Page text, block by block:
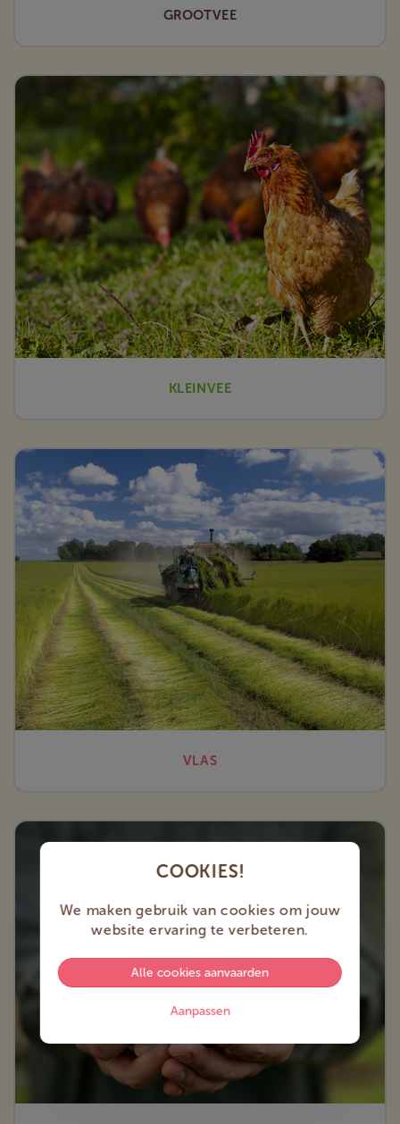
GROOTVEE
KLEINVEE
VLAS
COOKIES!
We maken gebruik van cookies om jouw
website ervaring te verbeteren.
Alle cookies aanvaarden
Aanpassen